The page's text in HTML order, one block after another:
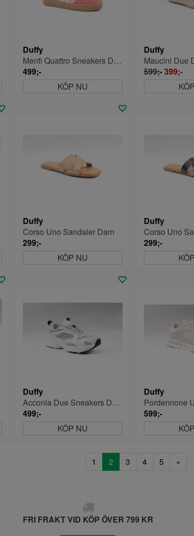
Duffy
Menfi Quattro Sneakers Dam
499;-
KÖP NU
Duffy
Maucini Due
599;-399;-
Duffy
Corso Uno Sandaler Dam
299;-
KÖP NU
Duffy
Corso Uno
299;-
Duffy
Acconia Due Sneakers Dam
499;-
KÖP NU
Duffy
599;-
1 2 3 4 5 »
FRI FRAKT VID KÖP ÖVER 799 KR